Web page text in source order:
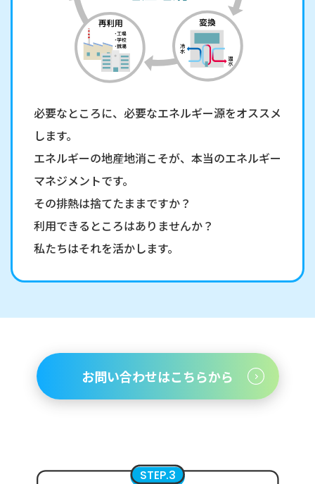
必要なところに、必要なエネルギー源をオススメ
します。
エネルギーの地産地消こそが、本当のエネルギー
マネジメントです。
その排熱は捨てたままですか？
利用できるところはありませんか？
私たちはそれを活かします。
お問い合わせはこちらから
STEP.3